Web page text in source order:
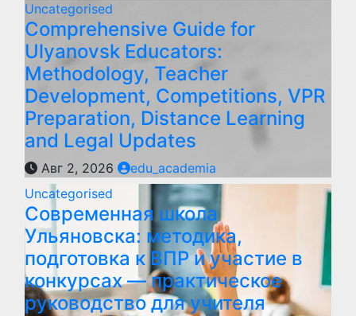
Uncategorised
Comprehensive Guide for
Ulyanovsk Educators:
Methodology, Teacher
Development, Competitions, VPR
Preparation, Distance Learning
and Legal Updates
Авг 2, 2026
edu_academia
Uncategorised
Современная школа
Ульяновска: методика,
подготовка к ВПР и участие в
конкурсах — практическое
руководство для учителя